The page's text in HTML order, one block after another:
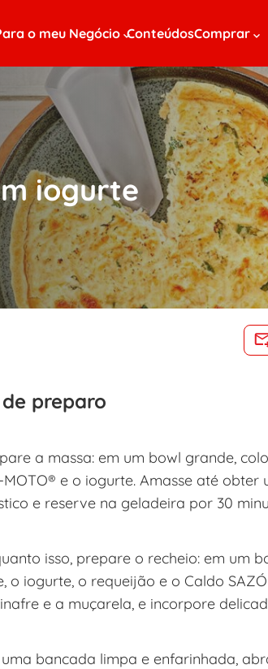
o meu Negócio ConteúdosComprar
iogurte
preparo
a massa: em um bowl grande,
MOTO® e o iogurte. Amasse até
e reserve na geladeira por 30
isso, prepare o recheio: em um
o iogurte, o requeijão e o Caldo
e a muçarela, e incorpore
bancada limpa e enfarinhada,